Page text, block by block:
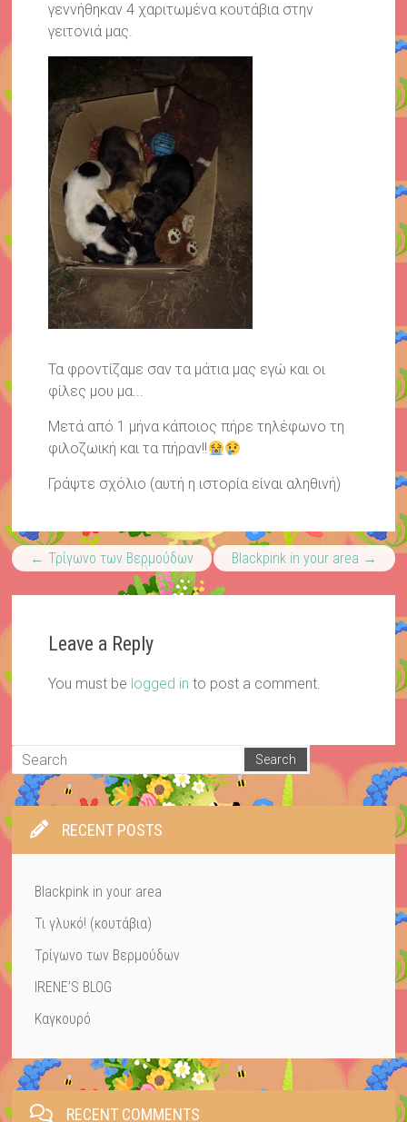
γεννήθηκαν 4 χαριτωμένα κουτάβια στην
γειτονιά μας.
Τα φροντίζαμε σαν τα μάτια μας εγώ και οι
φίλες μου μα...
Μετά από 1 μήνα κάποιος πήρε τηλέφωνο τη
φιλοζωική και τα πήραν!!
Γράψτε σχόλιο (αυτή η ιστορία είναι αληθινή)
← Τρίγωνο των Βερμούδων Blackpink in your area →
Leave a Reply
You must be logged in to post a comment.
RECENT POSTS
Blackpink in your area
Τι γλυκό! (κουτάβια)
Τρίγωνο των Βερμούδων
IRENE’S BLOG
Καγκουρό
RECENT COMMENTS